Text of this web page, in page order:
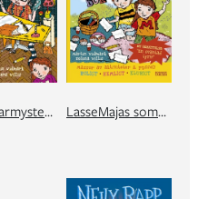
Kidnapparmysteriet LasseMajas sommarlovsbok. En oväntad tjuv